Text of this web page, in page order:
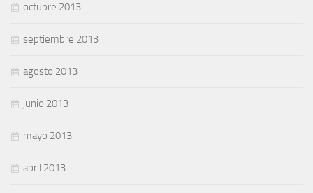
octubre 2013
septiembre 2013
agosto 2013
junio 2013
mayo 2013
abril 2013